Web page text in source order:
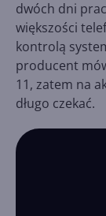
dwóch dni
większości
kontrolą
producent
11, zatem na
długo czekać.